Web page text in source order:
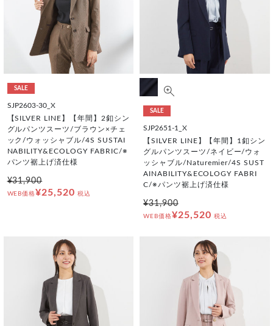
SALE
SJP2603-30_X
【SILVER LINE】【年間】2釦シン
グルパンツスーツ/ブラウン×チェ
ック/ウォッシャブル/4S SUSTAI
NABILITY&ECOLOGY FABRIC/※
パンツ裾上げ済仕様
¥31,900
WEB価格¥25,520 税込
SALE
SJP2651-1_X
【SILVER LINE】【年間】1釦シン
グルパンツスーツ/ネイビー/ウォ
ッシャブル/Naturemier/4S SUST
AINABILITY&ECOLOGY FABRI
C/※パンツ裾上げ済仕様
¥31,900
WEB価格¥25,520 税込